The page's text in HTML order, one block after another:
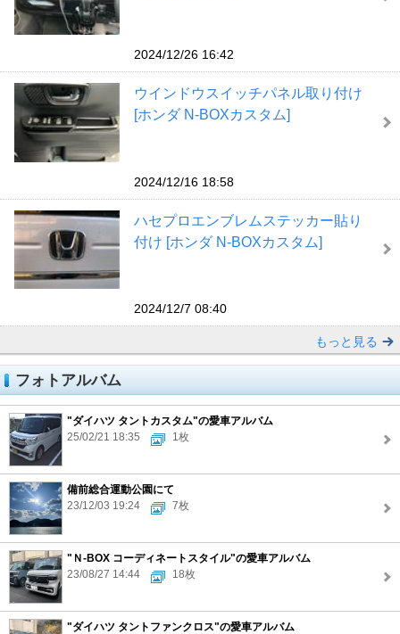
2024/12/26 16:42
ウインドウスイッチパネル取り付け
[ホンダ N-BOXカスタム]
2024/12/16 18:58
ハセプロエンブレムステッカー貼り
付け [ホンダ N-BOXカスタム]
2024/12/7 08:40
もっと見る
フォトアルバム
"ダイハツ タントカスタム"の愛車アルバム
25/02/21 18:35
1枚
備前総合運動公園にて
23/12/03 19:24
7枚
"Ｎ-BOX コーディネートスタイル"の愛車アルバム
23/08/27 14:44
18枚
"ダイハツ タントファンクロス"の愛車アルバム